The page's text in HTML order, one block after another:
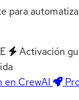
para
Activación
en CrewAI